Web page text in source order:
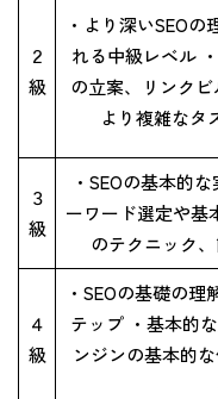
２
級
・より深いSEO
れる中級レベル
の立案、リンクビ
より複雑なタ
３
級
・SEOの基本的
ーワード選定や基
のテクニック
４
級
・SEOの基礎の
テップ ・基本的
ンジンの基本的